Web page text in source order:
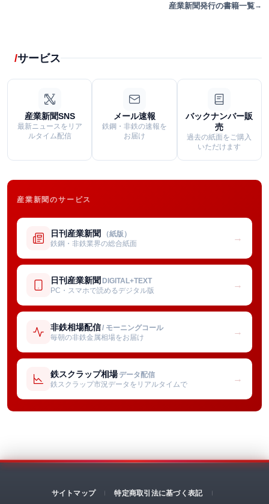
産業新聞発行の書籍一覧
サービス
産業新聞SNS
最新ニュースをリア
ルタイム配信
メール速報
鉄鋼・非鉄の速報を
お届け
バックナンバー販
売
過去の紙面をご購入
いただけます
産業新聞のサービス
日刊産業新聞 （紙版）
鉄鋼・非鉄業界の総合紙面
→
日刊産業新聞 DIGITAL+TEXT
PC・スマホで読めるデジタル版
→
非鉄相場配信/ モーニングコール
毎朝の非鉄金属相場をお届け
→
鉄スクラップ相場 データ配信
鉄スクラップ市況データをリアルタイムで
→
サイトマップ 特定商取引法に基づく表記